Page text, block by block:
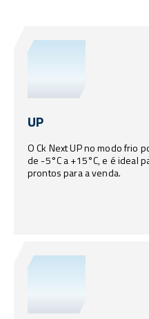
UP
O Ck Next UP no modo frio
de -5°C a +15°C, e é ideal
prontos para a venda.